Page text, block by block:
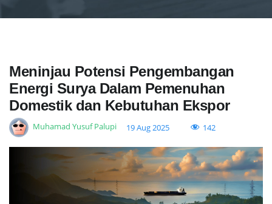
Meninjau Potensi Pengembangan
Energi Surya Dalam Pemenuhan
Domestik dan Kebutuhan Ekspor
Muhamad Yusuf Palupi 19 Aug 2025 142